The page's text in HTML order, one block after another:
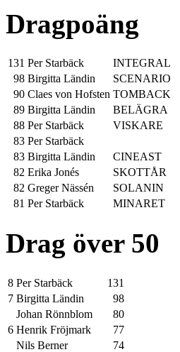
Dragpoäng
131 Per Starbäck
INTEGRAL
98 Birgitta Ländin
SCENARIO
90 Claes von Hofsten TOMBACK
89 Birgitta Ländin
BELÄGRA
88 Per Starbäck
VISKARE
83 Per Starbäck
83 Birgitta Ländin
CINEAST
82 Erika Jonés
SKOTTÅR
82 Greger Nässén
SOLANIN
81 Per Starbäck MINARET
Drag över 50
8 Per Starbäck
131
7 Birgitta Ländin
98
Johan Rönnblom
80
6 Henrik Fröjmark
77
Nils Berner
74